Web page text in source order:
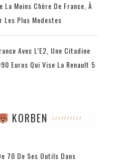
Moins Chère De France, À
Les Plus Modestes
Avec L’E2, Une Citadine
Euros Qui Vise La Renault 5
KORBEN
70 De Ses Outils Dans